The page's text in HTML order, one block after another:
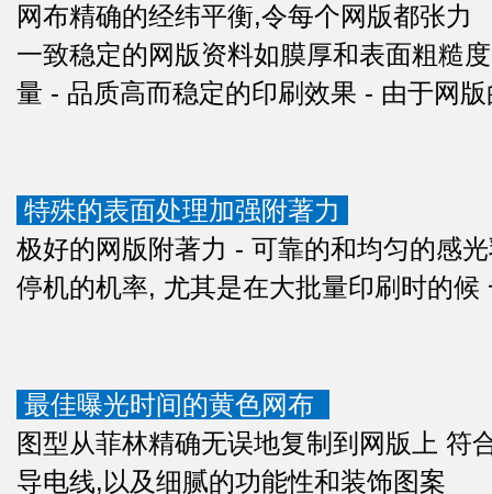
网布精确的经纬平衡,令每个网版都张力
一致稳定的网版资料如膜厚和表面粗糙
量 - 品质高而稳定的印刷效果 - 由于网
特殊的表面处理加强附著力
极好的网版附著力 - 可靠的和均匀的感
停机的机率, 尤其是在大批量印刷时的
最佳曝光时间的黄色网布
图型从菲林精确无误地复制到网版上 符
导电线,以及细腻的功能性和装饰图案